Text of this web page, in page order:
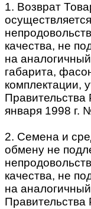
1. Возврат
качества, не
на
габарита,
комплектации,
Правительства
января 1998 г.
2. Семена и
обмену не
качества, не
на